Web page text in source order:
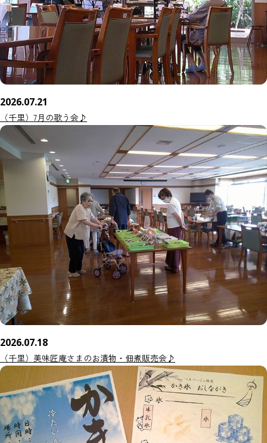
2026.07.21
（千里）7月の歌う会♪
2026.07.18
（千里）美味匠庵さまのお漬物・佃煮販売会♪